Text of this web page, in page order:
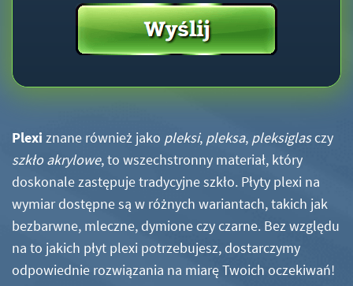
Plexi znane również jako pleksi, pleksa, pleksiglasczy
szkło akrylowe, to wszechstronny materiał, który
doskonale zastępuje tradycyjne szkło. Płyty plexi na
wymiar dostępne są w różnych wariantach, takich jak
bezbarwne, mleczne, dymione czy czarne. Bez względu
na to jakich płyt plexi potrzebujesz, dostarczymy
odpowiednie rozwiązania na miarę Twoich oczekiwań!